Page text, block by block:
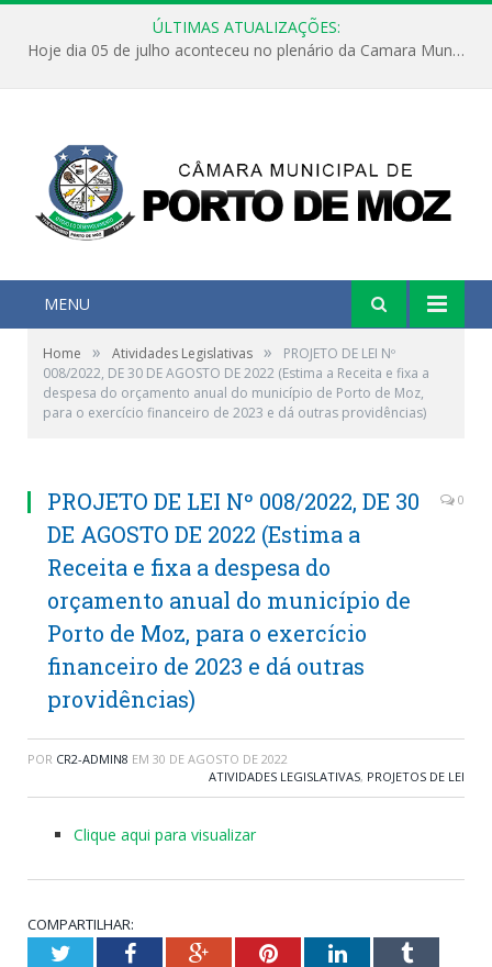
ÚLTIMAS ATUALIZAÇÕES:
Hoje dia 05 de julho aconteceu no plenário da Camara Municipal de Porto de Moz a Sessão Solene de Abertura dos Trabalhos Legislativos 2º Período da 23ª Legislatura
MENU
Home » Atividades Legislativas »
PROJETO DE LEI Nº
008/2022, DE 30 DE AGOSTO DE 2022 (Estima a Receita e fixa a
despesa do orçamento anual do município de Porto de Moz,
para o exercício financeiro de 2023 e dá outras providências)
PROJETO DE LEI Nº 008/2022, DE 30
DE AGOSTO DE 2022 (Estima a
Receita e fixa a despesa do
orçamento anual do município de
Porto de Moz, para o exercício
financeiro de 2023 e dá outras
providências)
0
POR CR2-ADMIN8 EM 30 DE AGOSTO DE 2022
ATIVIDADES LEGISLATIVAS, PROJETOS DE LEI
Clique aqui para visualizar
COMPARTILHAR:
TwitterFacebookGoogle+PinterestLinkedInTumblr